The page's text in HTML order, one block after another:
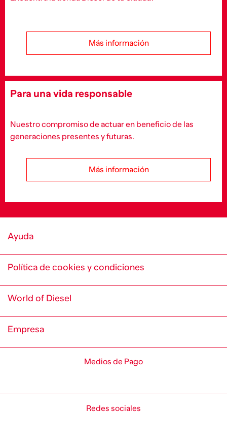
Más información
Para una vida responsable
Nuestro compromiso de actuar en beneficio de las
generaciones presentes y futuras.
Más información
Ayuda
Política de cookies y condiciones
World of Diesel
Empresa
Medios de Pago
Redes sociales